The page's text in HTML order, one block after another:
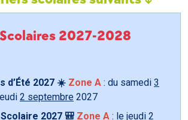
2027-2028
d’Été 2027 ☀️ Zone A : du samedi 3
2 septembre 2027
2027 🎒 Zone A : le jeudi 2